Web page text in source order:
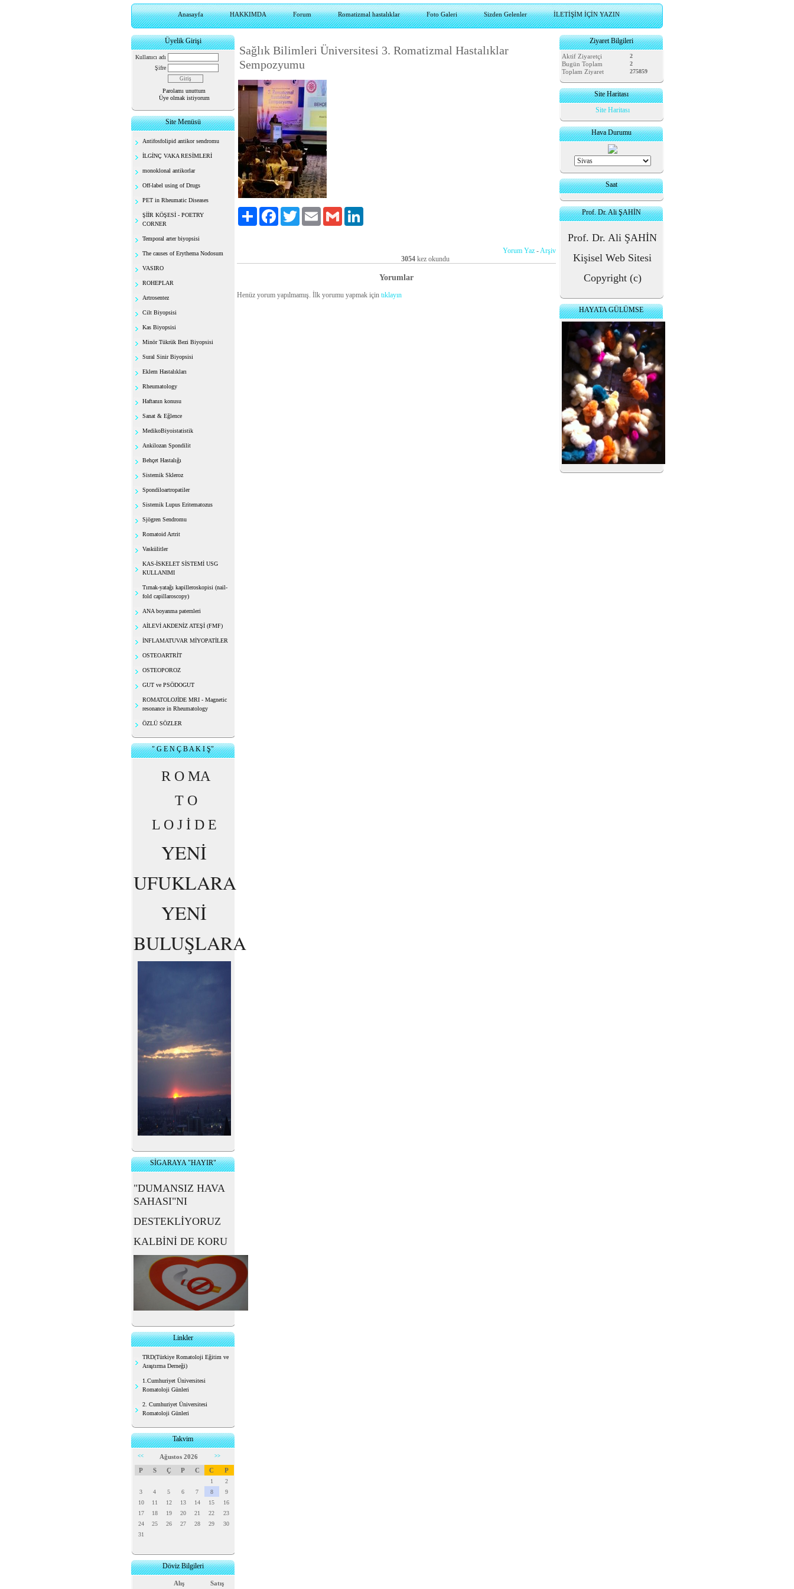
Anasayfa HAKKIMDA Forum Romatizmal hastalıklar Foto Galeri Sizden Gelenler İLETİŞİM İÇİN YAZIN
Üyelik Girişi
Kullanıcı adı
Şifre
Parolamı unuttum
Üye olmak istiyorum
Site Menüsü
Antifosfolipid antikor sendromu
İLGİNÇ VAKA RESİMLERİ
monoklonal antikorlar
Off-label using of Drugs
PET in Rheumatic Diseases
ŞİİR KÖŞESİ - POETRY
CORNER
Temporal arter biyopsisi
The causes of Erythema Nodosum
VASIRO
ROHEPLAR
Artrosentez
Cilt Biyopsisi
Kas Biyopsisi
Minör Tükrük Bezi Biyopsisi
Sural Sinir Biyopsisi
Eklem Hastalıkları
Rheumatology
Haftanın konusu
Sanat & Eğlence
MedikoBiyoistatistik
Ankilozan Spondilit
Behçet Hastalığı
Sistemik Skleroz
Spondiloartropatiler
Sistemik Lupus Eritematozus
Sjögren Sendromu
Romatoid Artrit
Vaskülitler
KAS-İSKELET SİSTEMİ USG
KULLANIMI
Tırnak-yatağı kapilleroskopisi (nail-
fold capillaroscopy)
ANA boyanma paternleri
AİLEVİ AKDENİZ ATEŞİ (FMF)
İNFLAMATUVAR MİYOPATİLER
OSTEOARTRİT
OSTEOPOROZ
GUT ve PSÖDOGUT
ROMATOLOJİDE MRI - Magnetic
resonance in Rheumatology
ÖZLÜ SÖZLER
" G E N Ç B A K I Ş"
R O MA
T O
L O J İ D E
YENİ
UFUKLARA
YENİ
BULUŞLARA
SİGARAYA "HAYIR"
"DUMANSIZ HAVA
SAHASI"NI
DESTEKLİYORUZ
KALBİNİ DE KORU
Linkler
TRD(Türkiye Romatoloji Eğitim ve
Araştırma Derneği)
1.Cumhuriyet Üniversitesi
Romatoloji Günleri
2. Cumhuriyet Üniversitesi
Romatoloji Günleri
Takvim
<< Ağustos 2026 >>
P S Ç P C C P
1
2
3
4 5 6 7 8
9
10
11 12 13 14 15
16
17
18 19 20 21 22
23
24
25 26 27 28 29
30
31
Döviz Bilgileri
Alış Satış
Sağlık Bilimleri Üniversitesi 3. Romatizmal Hastalıklar
Sempozyumu
Paylaş FacebookTwitter Email Gmail
Yorum Yaz -Arşiv
3054 kez okundu
Yorumlar
Henüz yorum yapılmamış. İlk yorumu yapmak için tıklayın
Ziyaret Bilgileri
Aktif Ziyaretçi 2
Bugün Toplam 2
Toplam Ziyaret 275859
Site Haritası
Site Haritası
Hava Durumu
Saat
Prof. Dr. Ali ŞAHİN
Prof. Dr. Ali ŞAHİN
Kişisel Web Sitesi
Copyright (c)
HAYATA GÜLÜMSE